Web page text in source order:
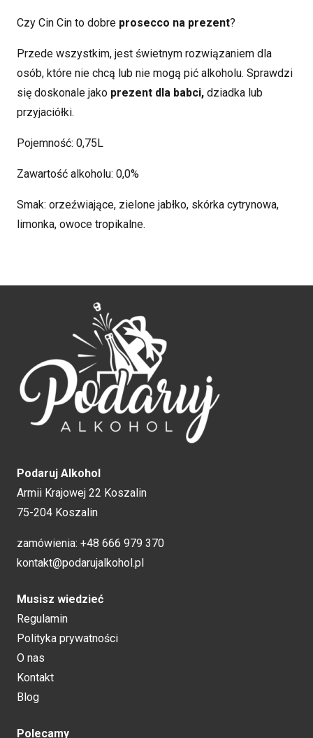
Czy Cin Cin to dobre prosecco na prezent?
Przede wszystkim, jest świetnym rozwiązaniem dla
osób, które nie chcą lub nie mogą pić alkoholu. Sprawdzi
się doskonale jako prezent dla babci, dziadka lub
przyjaciółki.
Pojemność: 0,75L
Zawartość alkoholu: 0,0%
Smak: orzeźwiające, zielone jabłko, skórka cytrynowa,
limonka, owoce tropikalne.
Podaruj Alkohol
Armii Krajowej 22 Koszalin
75-204 Koszalin
zamówienia: +48 666 979 370
kontakt@podarujalkohol.pl
Musisz wiedzieć
Regulamin
Polityka prywatności
O nas
Kontakt
Blog
Polecamy